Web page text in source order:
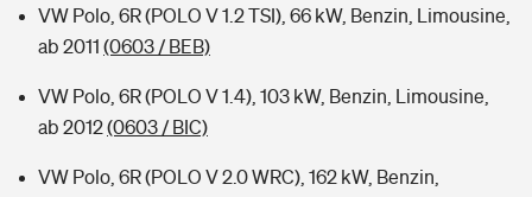
VW Polo, 6R (POLO V 1.2 TSI), 66 kW, Benzin, Limousine,
ab 2011 (0603 / BEB)
VW Polo, 6R (POLO V 1.4), 103 kW, Benzin, Limousine,
ab 2012(0603 / BIC)
VW Polo, 6R (POLO V 2.0 WRC), 162 kW, Benzin,